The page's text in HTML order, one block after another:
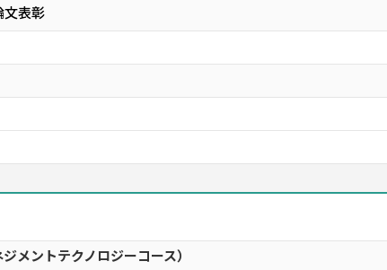
文表彰
メントテクノロジーコース）